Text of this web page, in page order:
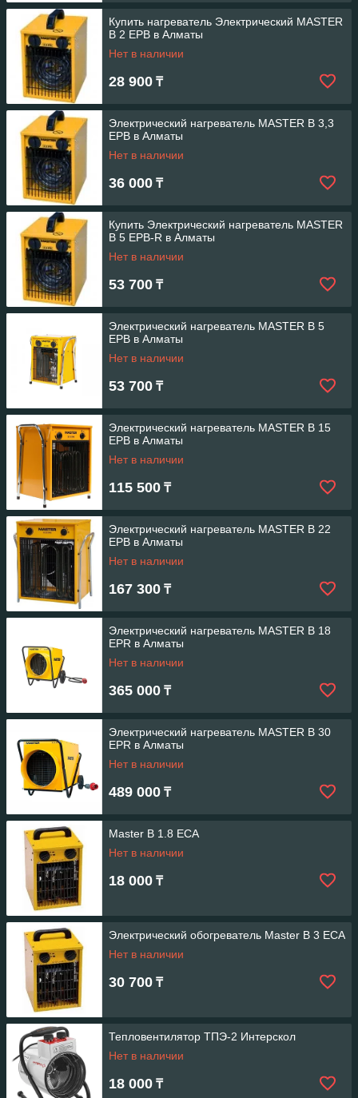
Купить нагреватель Электрический MASTER
B 2 EPB в Алматы
Нет в наличии
28 900 ₸
Электрический нагреватель MASTER B 3,3
EPB в Алматы
Нет в наличии
36 000 ₸
Купить Электрический нагреватель MASTER
B 5 EPB-R в Алматы
Нет в наличии
53 700 ₸
Электрический нагреватель MASTER B 5
EPB в Алматы
Нет в наличии
53 700 ₸
Электрический нагреватель MASTER B 15
EPB в Алматы
Нет в наличии
115 500 ₸
Электрический нагреватель MASTER B 22
EPB в Алматы
Нет в наличии
167 300 ₸
Электрический нагреватель MASTER B 18
EPR в Алматы
Нет в наличии
365 000 ₸
Электрический нагреватель MASTER B 30
EPR в Алматы
Нет в наличии
489 000 ₸
Master B 1.8 ECA
Нет в наличии
18 000 ₸
Электрический обогреватель Master B 3 ECA
Нет в наличии
30 700 ₸
Тепловентилятор ТПЭ-2 Интерскол
Нет в наличии
18 000 ₸